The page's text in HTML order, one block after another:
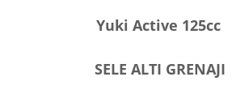
Yuki Active 125cc
SELE ALTI GRENAJI